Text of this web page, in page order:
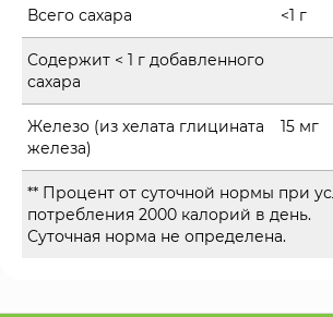
Всего сахара <1 г
Содержит < 1 г добавленного
сахара
Железо (из хелата глицината
железа)
15 мг
** Процент от суточной нормы при
потребления 2000 калорий в день.
Суточная норма не определена.